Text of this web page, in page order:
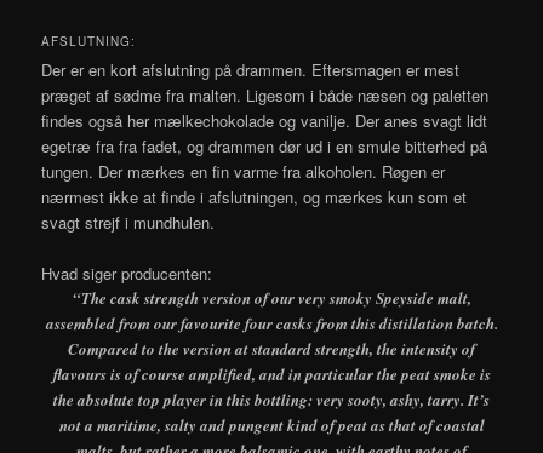
AFSLUTNING:
Der er en kort afslutning på drammen. Eftersmagen er mest
præget af sødme fra malten. Ligesom i både næsen og paletten
findes også her mælkechokolade og vanilje. Der anes svagt lidt
egetræ fra fra fadet, og drammen dør ud i en smule bitterhed på
tungen. Der mærkes en fin varme fra alkoholen. Røgen er
nærmest ikke at finde i afslutningen, og mærkes kun som et
svagt strejf i mundhulen.
Hvad siger producenten:
“The cask strength version of our very smoky Speyside malt,
assembled from our favourite four casks from this distillation batch.
Compared to the version at standard strength, the intensity of
flavours is of course amplified, and in particular the peat smoke is
the absolute top player in this bottling: very sooty, ashy, tarry. It’s
not a maritime, salty and pungent kind of peat as that of coastal